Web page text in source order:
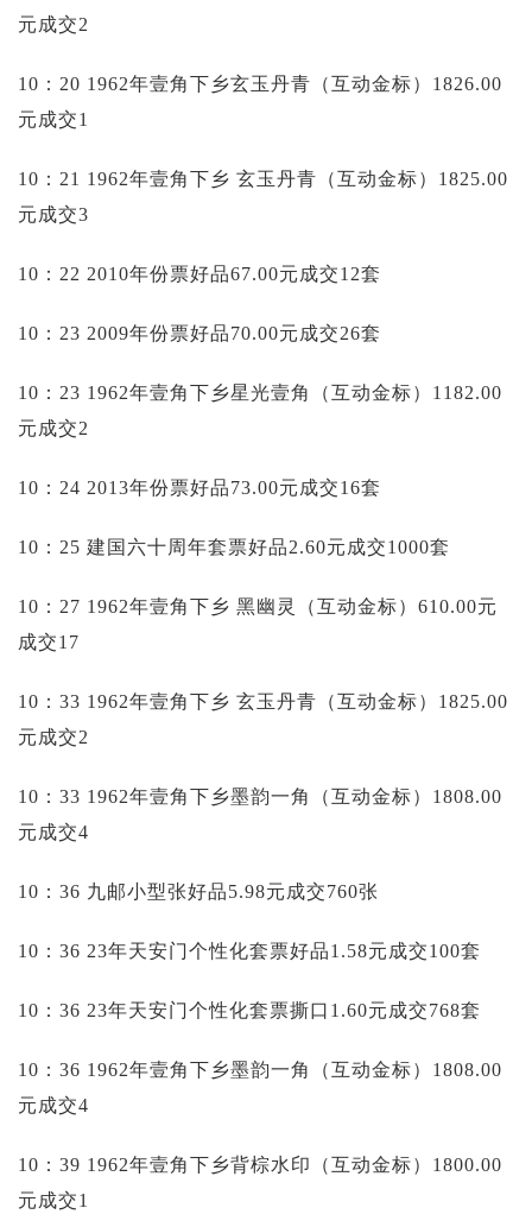
元成交2
10：20 1962年壹角下乡玄玉丹青（互动金标）1826.00
元成交1
10：21 1962年壹角下乡 玄玉丹青（互动金标）1825.00
元成交3
10：22 2010年份票好品67.00元成交12套
10：23 2009年份票好品70.00元成交26套
10：23 1962年壹角下乡星光壹角（互动金标）1182.00
元成交2
10：24 2013年份票好品73.00元成交16套
10：25 建国六十周年套票好品2.60元成交1000套
10：27 1962年壹角下乡 黑幽灵（互动金标）610.00元
成交17
10：33 1962年壹角下乡 玄玉丹青（互动金标）1825.00
元成交2
10：33 1962年壹角下乡墨韵一角（互动金标）1808.00
元成交4
10：36 九邮小型张好品5.98元成交760张
10：36 23年天安门个性化套票好品1.58元成交100套
10：36 23年天安门个性化套票撕口1.60元成交768套
10：36 1962年壹角下乡墨韵一角（互动金标）1808.00
元成交4
10：39 1962年壹角下乡背棕水印（互动金标）1800.00
元成交1